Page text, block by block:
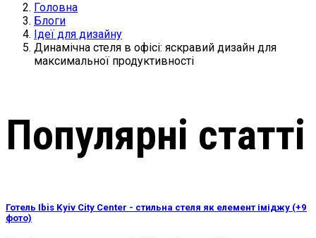
Головна
Блоги
Ідеї для дизайну
Динамічна стеля в офісі: яскравий дизайн для
максимальної продуктивності
Популярні статті
Готель Ibis Kyiv City Center - стильна стеля як елемент іміджу (+9
фото)